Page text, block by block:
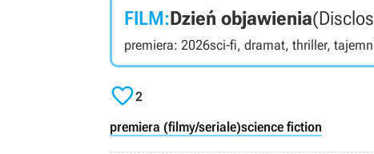
FILM:Dzień objawienia
premiera: 2026sci-fi, dramat, thriller,
2
premiera (filmy/seriale)science fiction